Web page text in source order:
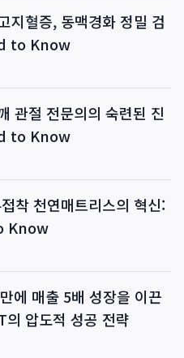
지혈증, 동맥경화 정밀 검
to Know
관절 전문의의 숙련된 진
to Know
착 천연매트리스의 혁신:
Know
에 매출 5배 성장을 이끈
압도적 성공 전략